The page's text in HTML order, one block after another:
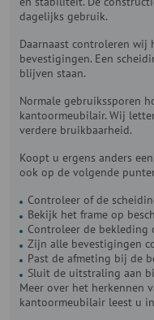
dagelijks gebruik.
Daarnaast controleren wij
bevestigingen. Een
blijven staan.
Normale gebruikssporen
kantoormeubilair. Wij
verdere bruikbaarheid.
Koopt u ergens anders
ook op de volgende
Controleer of de
Bekijk het frame op
Controleer de bekleding
Zijn alle bevestigingen
Past de afmeting bij de
Sluit de uitstraling aan
Meer over het herkennen
kantoormeubilair leest u in